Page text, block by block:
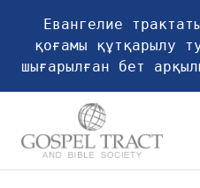
Евангелие
қоғамы құтқарылу
шығарылған бет